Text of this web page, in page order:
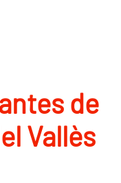
de
Vallès